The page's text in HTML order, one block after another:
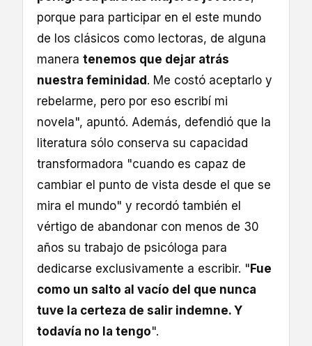
porque para participar en el este mundo
de los clásicos como lectoras, de alguna
manera tenemos que dejar atrás
nuestra feminidad. Me costó aceptarlo y
rebelarme, pero por eso escribí mi
novela", apuntó. Además, defendió que la
literatura sólo conserva su capacidad
transformadora "cuando es capaz de
cambiar el punto de vista desde el que se
mira el mundo" y recordó también el
vértigo de abandonar con menos de 30
años su trabajo de psicóloga para
dedicarse exclusivamente a escribir. "Fue
como un salto al vacío del que nunca
tuve la certeza de salir indemne. Y
todavía no la tengo".